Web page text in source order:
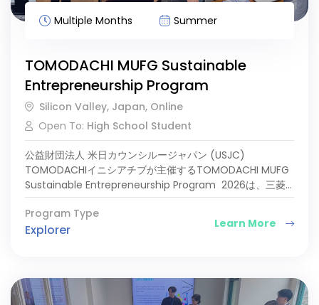
Multiple Months Summer
TOMODACHI MUFG Sustainable
Entrepreneurship Program
Silicon Valley, Japan, Online
Open To: High School Student
公益財団法人 米日カウンシルージャパン (USJC)
TOMODACHIイニシアチブが主催するTOMODACHI MUFG
Sustainable Entrepreneurship Program 2026は、三菱
UFJフィナンシャル・グループからの支援を受けて実施する
体験型学習プログラムです。本プログラムの運営は、1963
年よりアメリカとアジアの文化交流と人材育成に取り組んで
対象に、約4ヶ月間に渡って下記のカリキュラムを通して日
米関係の強化に携わり、国連により定められた持続可能な開
Program Type
Explorer Learn More